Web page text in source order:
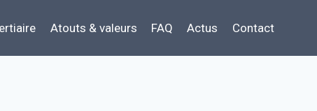
Atouts & valeurs FAQ Actus Contact